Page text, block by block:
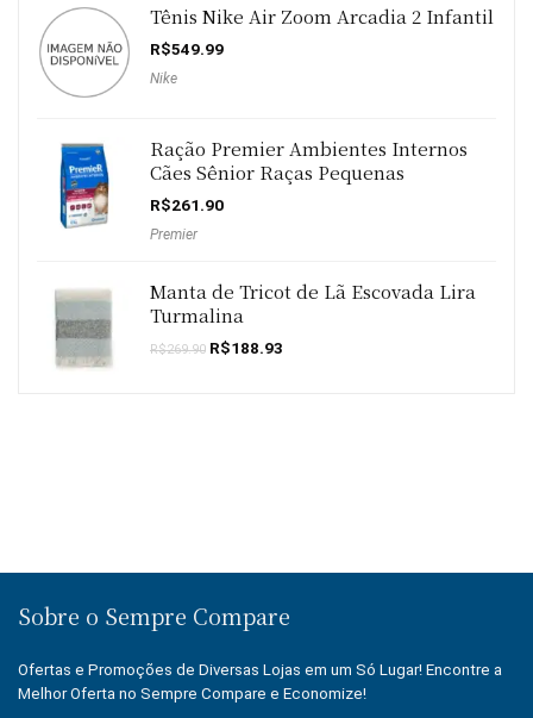
R$56.90.R$51.21.
Tênis Nike Air Zoom Arcadia 2 Infantil
R$549.99
Nike
Ração Premier Ambientes Internos
Cães Sênior Raças Pequenas
R$261.90
Premier
Manta de Tricot de Lã Escovada Lira
Turmalina
R$269.90 O
R$188.93
Sobre o Sempre Compare
Ofertas e Promoções de Diversas Lojas em um Só Lugar! Encontre a
Melhor Oferta no Sempre Compare e Economize!